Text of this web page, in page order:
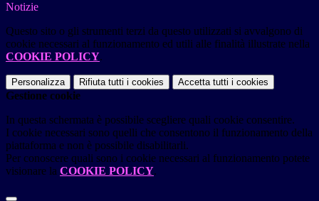
Notizie
Questo sito o gli strumenti terzi da questo utilizzati si avvalgono di
cookie necessari al funzionamento ed utili alle finalità illustrate nella
COOKIE POLICY.
Personalizza Rifiuta tutti i cookies Accetta tutti i cookies
Gestione cookie
In questa schermata è possibile scegliere quali cookie consentire.
I cookie necessari sono quelli che consentono il funzionamento della
piattaforma e non è possibile disabilitarli.
Per conoscere quali sono i cookie necessari al funzionamento potete
visionare la COOKIE POLICY.